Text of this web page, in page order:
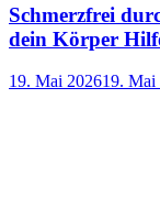
Schmerzfrei
dein Körper
19. Mai 202619. Mai